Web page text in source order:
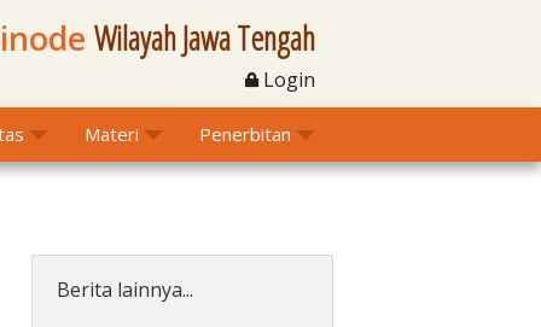
Wilayah Jawa Tengah
Login
Materi Penerbitan
Berita lainnya...